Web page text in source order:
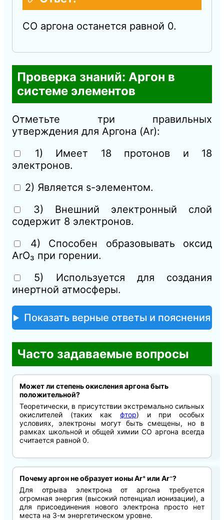
СО аргона останется равной 0.
Проверка знаний: Аргон в
системе элементов
Отметьте три правильных
утверждения для Аргона (Ar):
1) Имеет 18 протонов и 18
электронов.
2) Является s-элементом.
3) Внешний электронный слой
содержит 8 электронов.
4) Способен образовывать оксид
ArO₃ при горении.
5) Используется для создания
инертной атмосферы.
Показать верные ответы и пояснения
Часто задаваемые вопросы
Может ли степень окисления аргона быть
положительной?
Теоретически, в присутствии экстремально сильных
окислителей (таких как фтор) и при особых
условиях, электроны могут быть смещены, но в
рамках школьной и общей химии СО аргона всегда
считается равной 0.
Почему аргон не образует ионы Ar⁺ или Ar⁻?
Для отрыва электрона от аргона требуется
огромная энергия (высокий потенциал ионизации), а
для присоединения нового электрона просто нет
места на 3-м энергетическом уровне.